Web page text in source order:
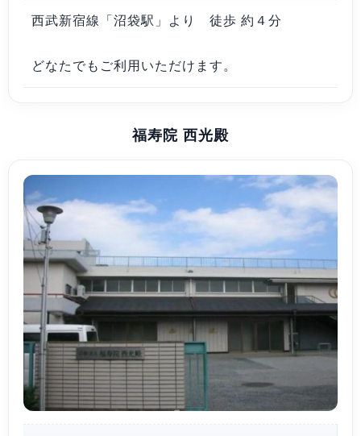
西武新宿線「沼袋駅」より 徒歩 約４分
どなたでもご利用いただけます。
福寿院 西光殿